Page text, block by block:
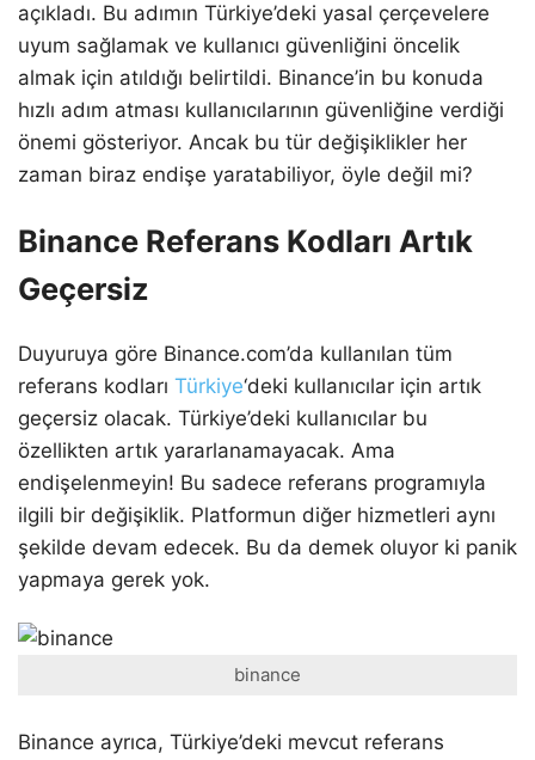
açıkladı. Bu adımın Türkiye’deki yasal çerçevelere
uyum sağlamak ve kullanıcı güvenliğini öncelik
almak için atıldığı belirtildi. Binance’in bu konuda
hızlı adım atması kullanıcılarının güvenliğine verdiği
önemi gösteriyor. Ancak bu tür değişiklikler her
zaman biraz endişe yaratabiliyor, öyle değil mi?
Binance Referans Kodları Artık
Geçersiz
Duyuruya göre Binance.com’da kullanılan tüm
referans kodları Türkiye‘deki kullanıcılar için artık
geçersiz olacak. Türkiye’deki kullanıcılar bu
özellikten artık yararlanamayacak. Ama
endişelenmeyin! Bu sadece referans programıyla
ilgili bir değişiklik. Platformun diğer hizmetleri aynı
şekilde devam edecek. Bu da demek oluyor ki panik
yapmaya gerek yok.
binance
Binance ayrıca, Türkiye’deki mevcut referans